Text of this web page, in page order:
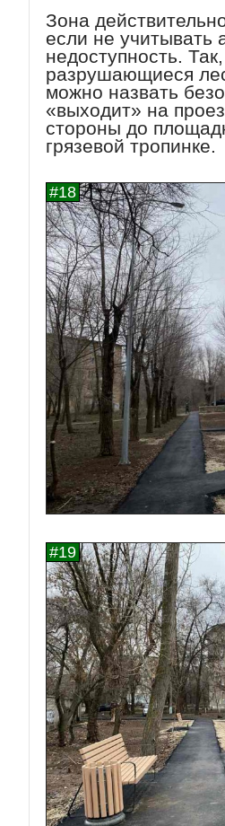
Зона
если не учитывать
недоступность.
разрушающиеся
можно назвать
«выходит» на
стороны до
грязевой тропинке.